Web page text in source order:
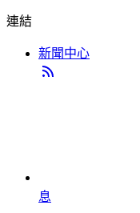
連結
新聞中心
息